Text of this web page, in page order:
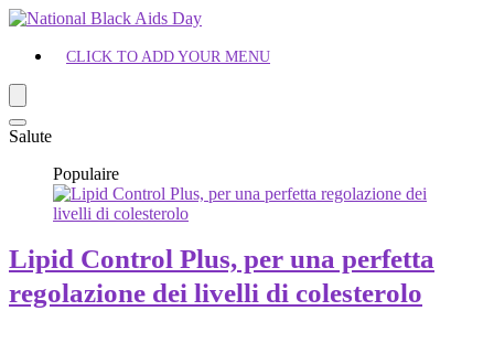
CLICK TO ADD YOUR MENU
Salute
Populaire
Lipid Control Plus, per una perfetta
regolazione dei livelli di colesterolo